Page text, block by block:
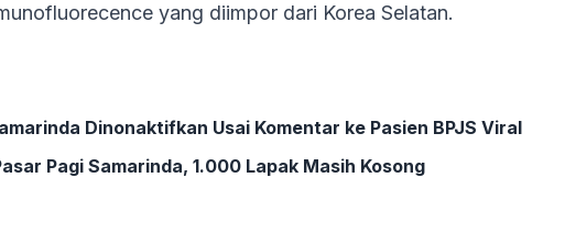
yang diimpor dari Korea Selatan.
Dinonaktifkan Usai Komentar ke Pasien BPJS Viral
Pagi Samarinda, 1.000 Lapak Masih Kosong